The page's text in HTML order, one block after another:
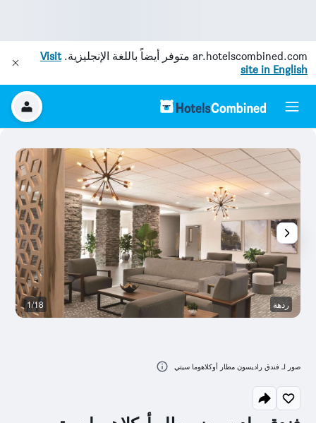
ar.hotelscombined.com متوفر أيضاً باللغة الإنجليزية.Visit
site in English
ردهة 1/18
صور لـ فندق راديسون مطار أوكلاهوما سيتي